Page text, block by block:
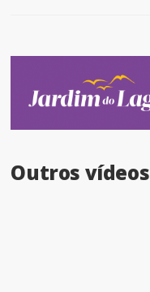
Outros vídeos